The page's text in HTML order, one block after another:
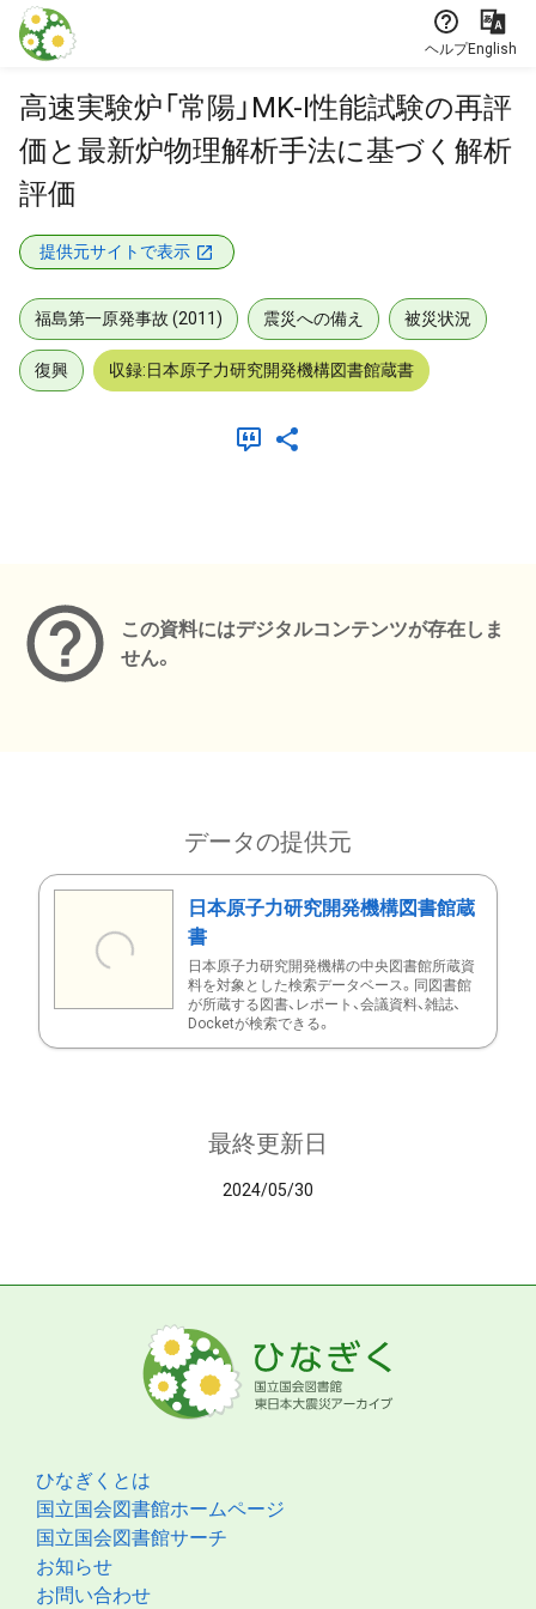
本文に飛ぶ
ヘルプEnglish
高速実験炉「常陽」MK-I性能試験の再評
価と最新炉物理解析手法に基づく解析
評価
提供元サイトで表示
福島第一原発事故 (2011) 震災への備え 被災状況
復興 収録:日本原子力研究開発機構図書館蔵書
この資料にはデジタルコンテンツが存在しま
せん。
データの提供元
日本原子力研究開発機構図書館蔵
書
日本原子力研究開発機構の中央図書館所蔵資
料を対象とした検索データベース。同図書館
が所蔵する図書、レポート、会議資料、雑誌、
Docketが検索できる。
最終更新日
2024/05/30
ひなぎくとは
国立国会図書館ホームページ
国立国会図書館サーチ
お知らせ
お問い合わせ